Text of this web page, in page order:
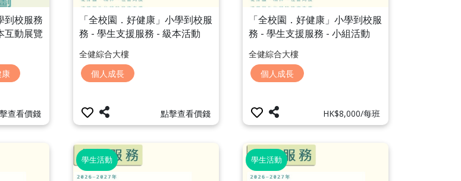
到校服務
互動展覽
」
查看價錢
「全校園．好健康」小學到校服
務 - 學生支援服務 - 級本活動
「健康飲食遊戲日」
全健綜合大樓
個人成長
點擊查看價錢
「全校園．好健康」小學到校服
務 - 學生支援服務 - 小組活動
「領袖訓練日」
全健綜合大樓
個人成長
HK$8,000/每班
學生活動 學生活動